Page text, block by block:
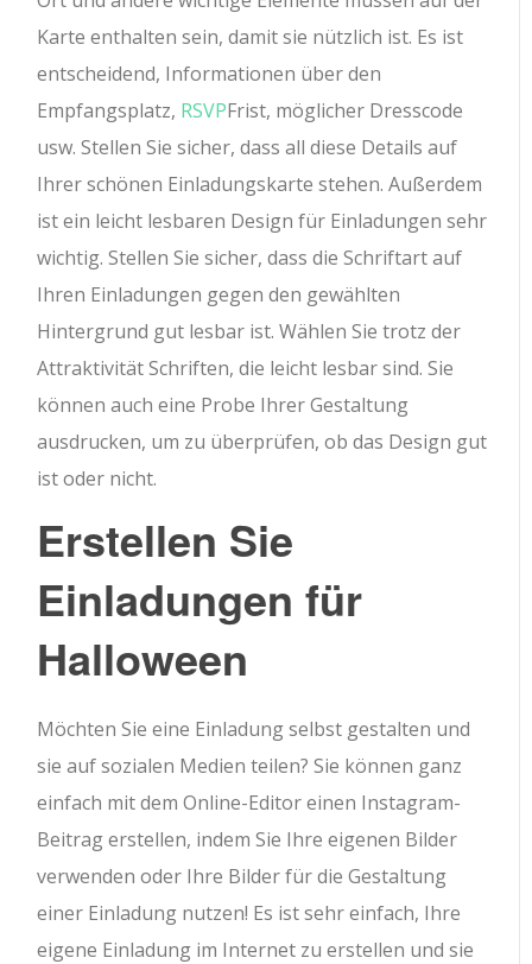
Karte enthalten sein, damit sie nützlich ist. Es ist
entscheidend, Informationen über den
Empfangsplatz, RSVPFrist, möglicher Dresscode
usw. Stellen Sie sicher, dass all diese Details auf
Ihrer schönen Einladungskarte stehen. Außerdem
ist ein leicht lesbaren Design für Einladungen sehr
wichtig. Stellen Sie sicher, dass die Schriftart auf
Ihren Einladungen gegen den gewählten
Hintergrund gut lesbar ist. Wählen Sie trotz der
Attraktivität Schriften, die leicht lesbar sind. Sie
können auch eine Probe Ihrer Gestaltung
ausdrucken, um zu überprüfen, ob das Design gut
ist oder nicht.
Erstellen Sie
Einladungen für
Halloween
Möchten Sie eine Einladung selbst gestalten und
sie auf sozialen Medien teilen? Sie können ganz
einfach mit dem Online-Editor einen Instagram-
Beitrag erstellen, indem Sie Ihre eigenen Bilder
verwenden oder Ihre Bilder für die Gestaltung
einer Einladung nutzen! Es ist sehr einfach, Ihre
eigene Einladung im Internet zu erstellen und sie